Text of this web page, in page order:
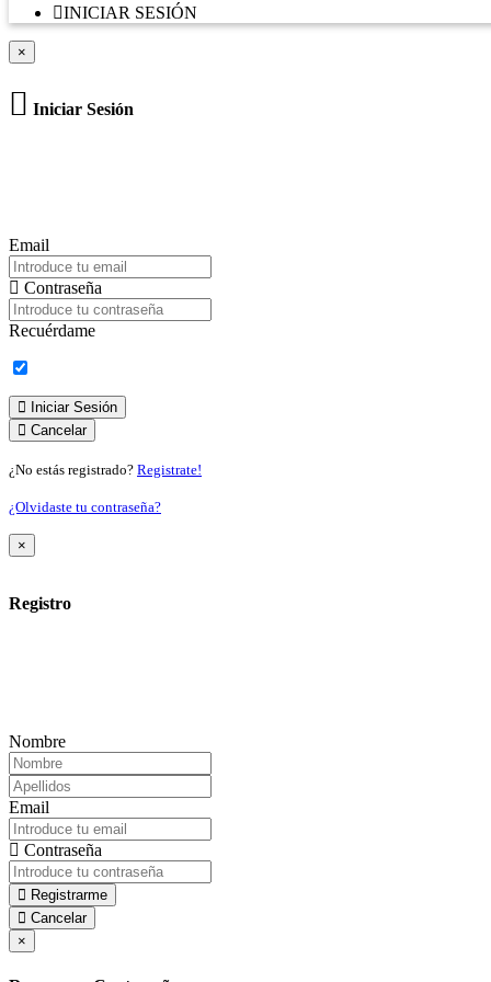
INICIAR SESIÓN
×
Iniciar Sesión
Email
Contraseña
Recuérdame
Iniciar Sesión
Cancelar
¿No estás registrado? Registrate!
¿Olvidaste tu contraseña?
×
Registro
Nombre
Email
Contraseña
Registrarme
Cancelar
×